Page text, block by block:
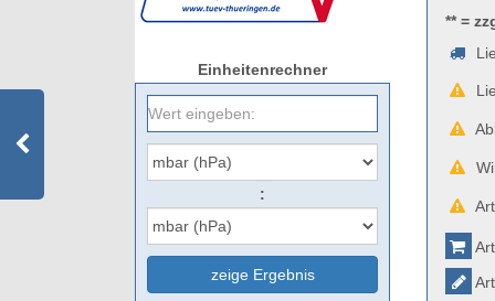
Einheitenrechner
:
zeige Ergebnis
** =